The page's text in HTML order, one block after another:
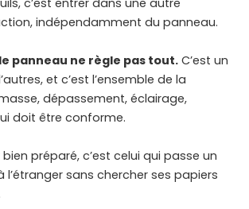
c’est entrer dans une autre
indépendamment du panneau.
panneau ne règle pas tout. C’est un
et c’est l’ensemble de la
dépassement, éclairage,
doit être conforme.
préparé, c’est celui qui passe un
l’étranger sans chercher ses papiers